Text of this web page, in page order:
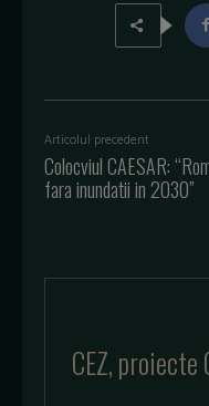
Articolul precedent
Colocviul CAESAR:
fara inundatii in 2030”
CEZ,